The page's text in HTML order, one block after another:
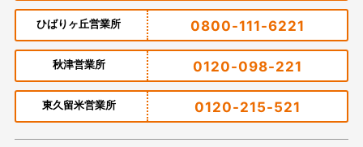
ひばりヶ丘営業所 0800-111-6221
秋津営業所 0120-098-221
東久留米営業所 0120-215-521